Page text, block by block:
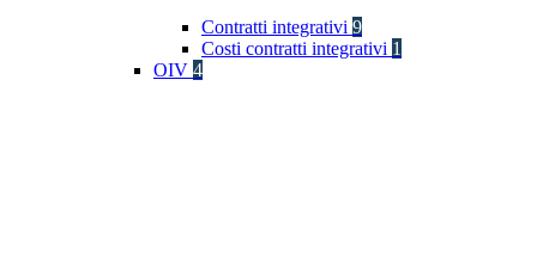
Contratti integrativi 9
Costi contratti integrativi 1
OIV 4